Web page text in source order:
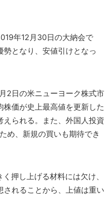
年12月30日の大納会で
となり、安値引けとなっ
2日の米ニューヨーク株式市
価が史上最高値を更新した
えられる。また、外国人投資
め、新規の買いも期待でき
押し上げる材料には欠け、
れることから、上値は重い